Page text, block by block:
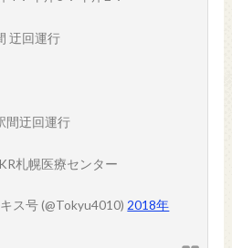
迂回運行
間迂回運行
札幌医療センター
ス号 (@Tokyu4010) 2018年